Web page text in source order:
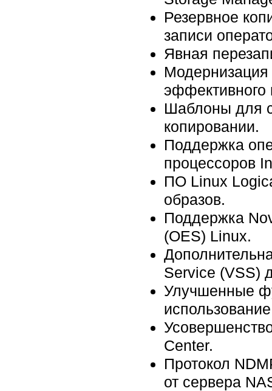
Резервное
записи
Явная
Модернизация
эффективного
Шаблоны для
копировании.
Поддержка
процессоров
ПО Linux
образов.
Поддержка
(OES) Linux.
Service (VSS)
Улучшенные
Center.
Протокол
от сервера